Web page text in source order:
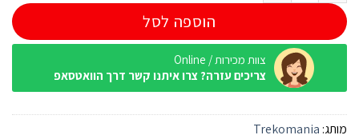
הוספה לסל
צוות מכירות / Online
צריכים עזרה? צרו איתנו קשר דרך הוואטסאפ
מותג: Trekomania